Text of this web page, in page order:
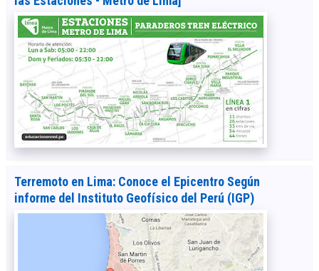
Terremoto en Lima: Conoce el Epicentro Según
informe del Instituto Geofísico del Perú (IGP)